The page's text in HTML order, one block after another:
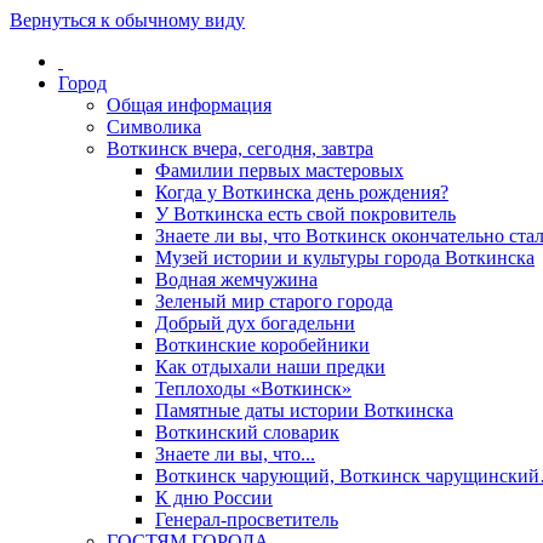
Вернуться к обычному виду
Город
Общая информация
Символика
Воткинск вчера, сегодня, завтра
Фамилии первых мастеровых
Когда у Воткинска день рождения?
У Воткинска есть свой покровитель
Знаете ли вы, что Воткинск окончательно
Музей истории и культуры города Воткинска
Водная жемчужина
Зеленый мир старого города
Добрый дух богадельни
Воткинские коробейники
Как отдыхали наши предки
Теплоходы «Воткинск»
Памятные даты истории Воткинска
Воткинский словарик
Знаете ли вы, что...
Воткинск чарующий, Воткинск
К дню России
Генерал-просветитель